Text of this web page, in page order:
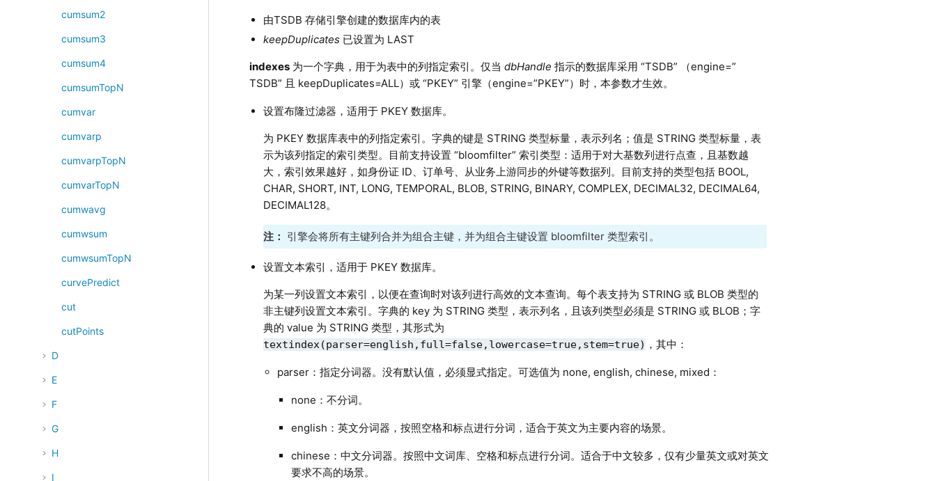
cumsum2
cumsum3
cumsum4
cumsumTopN
cumvar
cumvarp
cumvarpTopN
cumvarTopN
cumwavg
cumwsum
cumwsumTopN
curvePredict
cut
cutPoints
D
E
F
G
H
I
由TSDB 存储引擎创建的数据库内的表
keepDuplicates 已设置为 LAST
indexes 为一个字典，用于为表中的列指定索引。仅当dbHandle 指示的数据库采用 “TSDB” （engine=”
TSDB” 且 keepDuplicates=ALL）或 “PKEY” 引擎（engine=”PKEY”）时，本参数才生效。
设置布隆过滤器，适用于 PKEY 数据库。
为 PKEY 数据库表中的列指定索引。字典的键是 STRING 类型标量，表示列名；值是 STRING 类型标量，表
示为该列指定的索引类型。目前支持设置 “bloomfilter” 索引类型：适用于对大基数列进行点查，且基数越
大，索引效果越好，如身份证 ID、订单号、从业务上游同步的外键等数据列。目前支持的类型包括 BOOL,
CHAR, SHORT, INT, LONG, TEMPORAL, BLOB, STRING, BINARY, COMPLEX, DECIMAL32, DECIMAL64,
DECIMAL128。
注： 引擎会将所有主键列合并为组合主键，并为组合主键设置 bloomfilter 类型索引。
设置文本索引，适用于 PKEY 数据库。
为某一列设置文本索引，以便在查询时对该列进行高效的文本查询。每个表支持为 STRING 或 BLOB 类型的
非主键列设置文本索引。字典的 key 为 STRING 类型，表示列名，且该列类型必须是 STRING 或 BLOB；字
典的 value 为 STRING 类型，其形式为
textindex(parser=english,full=false,lowercase=true,stem=true) ，其中：
parser：指定分词器。没有默认值，必须显式指定。可选值为 none, english, chinese, mixed：
none：不分词。
english：英文分词器，按照空格和标点进行分词，适合于英文为主要内容的场景。
chinese：中文分词器。按照中文词库、空格和标点进行分词。适合于中文较多，仅有少量英文或对英文
要求不高的场景。